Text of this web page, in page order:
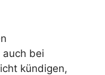
bei
kündigen,